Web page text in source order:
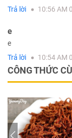
Trả lời
10:56 AM
e
e
Trả lời
10:54 AM
CÔNG THỨC